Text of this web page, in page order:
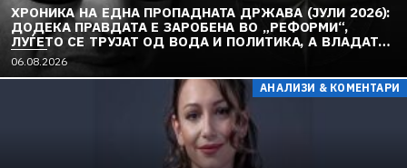
ХРОНИКА НА ЕДНА ПРОПАДНАТА ДРЖАВА (ЈУЛИ 2026):
ДОДЕКА ПРАВДАТА Е ЗАРОБЕНА ВО „РЕФОРМИ“,
ЛУЃЕТО СЕ ТРУЈАТ ОД ВОДА И ПОЛИТИКА, А ВЛАДАТА
И ОПОЗИЦИЈАТА СЕ „РЕКОНСТРУИРААТ“ – ЗЕМЈАТА
ТОНЕ ВО „ДОСТОИНСТВО“ И МОЛЧИ ПРЕД УКРАИНА
06.08.2026
АНАЛИЗИ & КОМЕНТАРИ